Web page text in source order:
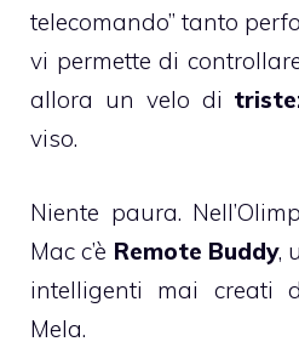
telecomando” tanto
vi permette di
allora un velo di
viso.
Niente paura.
Mac c’è Remote Buddy,
intelligenti mai creati
Mela.